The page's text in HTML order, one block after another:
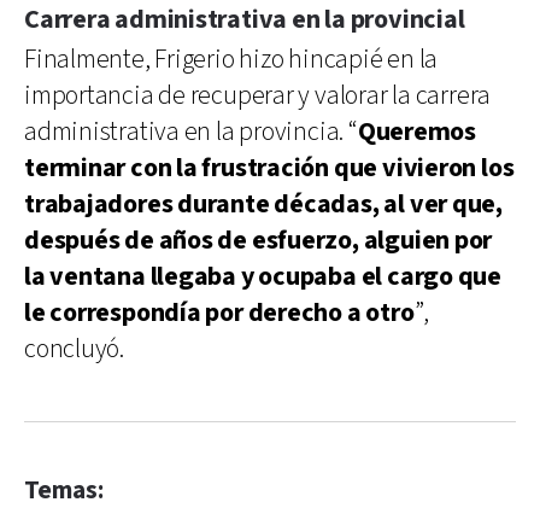
Carrera administrativa en la provincial
Finalmente, Frigerio hizo hincapié en la
importancia de recuperar y valorar la carrera
administrativa en la provincia. “Queremos
terminar con la frustración que vivieron los
trabajadores durante décadas, al ver que,
después de años de esfuerzo, alguien por
la ventana llegaba y ocupaba el cargo que
le correspondía por derecho a otro”,
concluyó.
Temas: